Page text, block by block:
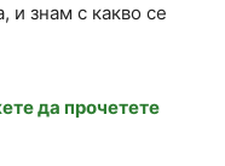
и знам с какво се
да прочетете